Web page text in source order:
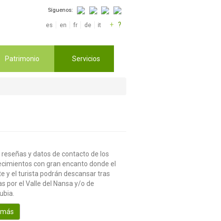
Síguenos:
es en fr de it + ?
Patrimonio Servicios
reseñas y datos de contacto de los
con gran encanto donde el
y el turista podrán descansar tras
por el Valle del Nansa y/o de